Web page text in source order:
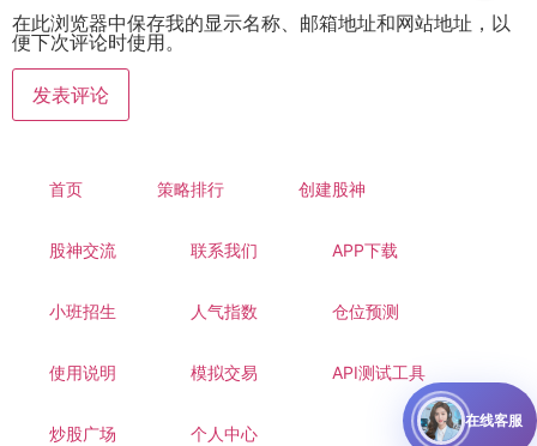
在此浏览器中保存我的显示名称、邮箱地址和网站地址，以
便下次评论时使用。
首页 策略排行 创建股神
股神交流 联系我们 APP下载
小班招生 人气指数 仓位预测
使用说明 模拟交易 API测试工具
炒股广场 个人中心
在线客服